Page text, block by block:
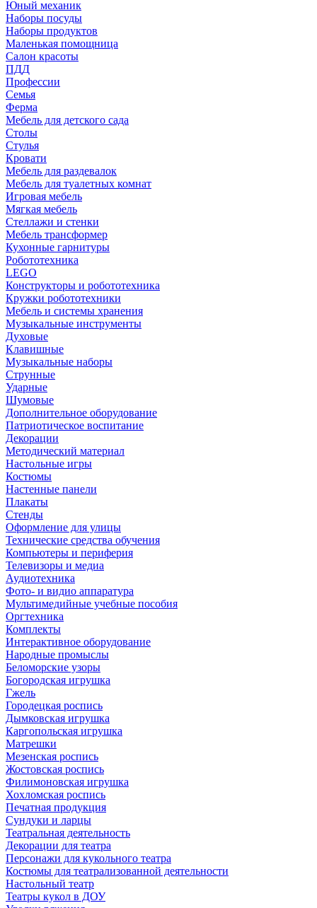
Юный механик
Наборы посуды
Наборы продуктов
Маленькая помощница
Салон красоты
ПДД
Профессии
Семья
Ферма
Мебель для детского сада
Столы
Cтулья
Кровати
Мебель для раздевалок
Мебель для туалетных комнат
Игровая мебель
Мягкая мебель
Стеллажи и стенки
Мебель трансформер
Кухонные гарнитуры
Робототехника
LEGO
Конструкторы и робототехника
Кружки робототехники
Мебель и системы хранения
Музыкальные инструменты
Духовые
Клавишные
Музыкальные наборы
Струнные
Ударные
Шумовые
Дополнительное оборудование
Патриотическое воспитание
Декорации
Методический материал
Настольные игры
Костюмы
Настенные панели
Плакаты
Стенды
Оформление для улицы
Технические средства обучения
Компьютеры и периферия
Телевизоры и медиа
Аудиотехника
Фото- и видио аппаратура
Мультимедийные учебные пособия
Оргтехника
Комплекты
Интерактивное оборудование
Народные промыслы
Беломорские узоры
Богородская игрушка
Гжель
Городецкая роспись
Дымковская игрушка
Каргопольская игрушка
Матрешки
Мезенская роспись
Жостовская роспись
Филимоновская игрушка
Хохломская роспись
Печатная продукция
Сундуки и ларцы
Театральная деятельность
Декорации для театра
Персонажи для кукольного театра
Костюмы для театрализованной деятельности
Настольный театр
Театры кукол в ДОУ